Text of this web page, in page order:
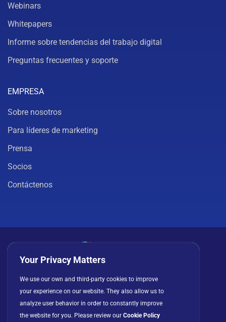
Webinars
Whitepapers
Informe sobre tendencias del trabajo digital
Preguntas frecuentes y soporte
EMPRESA
Sobre nosotros
Para líderes de marketing
Prensa
Socios
Contáctenos
Política de privacidad Cookies Términos de uso
Acuerdo de licencia
Your Privacy Matters
We use our own and third-party cookies to improve
your experience on our website. They also allow us to
analyze user behavior in order to constantly improve
the website for you. Please review our Cookie Policy